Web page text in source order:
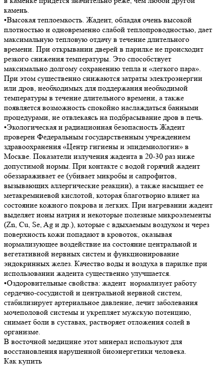
камень.
•Высокая теплоемкость. Жадеит, обладая очень высокой
плотностью и одновременно слабой теплопроводностью, дает
максимальную тепловую отдачу в течение длительного
времени. При открывании дверей в парилке не происходит
резкого снижения температуры. Это способствует
максимально долгому сохранению тепла и «легкого пара».
При этом существенно снижаются затраты электроэнергии
или дров, необходимых для поддержания необходимой
температуры в течение длительного времени, а также
появляется возможность спокойно наслаждаться банными
процедурами, не отвлекаясь на подбрасывание дров в печь.
•Экологическая и радиационная безопасность Жадеит
проверен Федеральным государственным учреждением
здравоохранения «Центр гигиены и эпидемиологии» в
Москве. Показатели излучения жадеита в 20-30 раз ниже
допустимой нормы. При контакте с водой горячий жадеит
обеззараживает ее (убивает микробы и сапрофитов,
вызывающих аллергические реакции), а также насыщает ее
метакремниевой кислотой, которая благотворно влияет на
состояние кожного покрова и легких. При нагревании жадеит
выделяет ионы натрия и некоторые полезные микроэлементы
(Zn, Cu, Se, Ag и др.), которые с вдыхаемым воздухом и через
поверхность кожи попадают в кровоток, оказывая
нормализующее воздействие на состояние центральной и
вегетативной нервных систем и функционирование
эндокринных желез. Качество воды и воздуха в парилке при
использовании жадеита существенно улучшается.
•Оздоровительные свойства: жадеит нормализует работу
сердечно-сосудистой и центральной нервной систем,
стабилизирует артериальное давление, лечит заболевания
мочеполовой системы и укрепляет мужскую потенцию,
снимает боли в суставах, растворяет отложения солей в
организме.
В восточной медицине этот минерал используют для
восстановления нарушенной биоэнергетики человека.
Как купить